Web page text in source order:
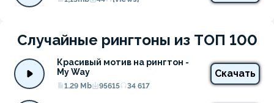
Случайные рингтоны из ТОП 100
Красивый мотив на рингтон -
My Way
1.29 Mb 95615 34 617
Скачать